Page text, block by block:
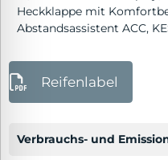
Heckklappe mit
Abstandsassistent ACC,
Reifenlabel
Verbrauchs- und